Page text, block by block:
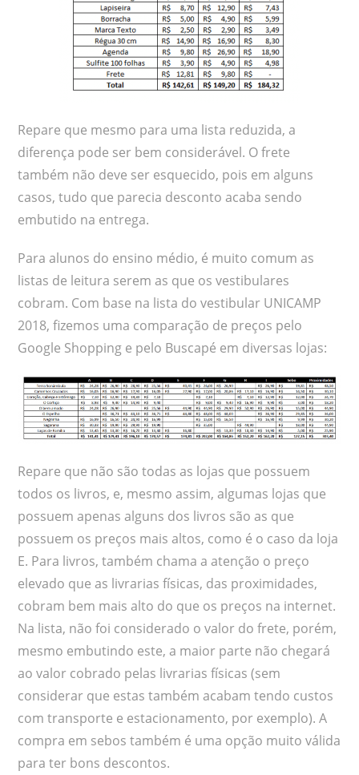
Repare que mesmo para uma lista reduzida, a
diferença pode ser bem considerável. O frete
também não deve ser esquecido, pois em alguns
casos, tudo que parecia desconto acaba sendo
embutido na entrega.
Para alunos do ensino médio, é muito comum as
listas de leitura serem as que os vestibulares
cobram. Com base na lista do vestibular UNICAMP
2018, fizemos uma comparação de preços pelo
Google Shopping e pelo Buscapé em diversas lojas:
Repare que não são todas as lojas que possuem
todos os livros, e, mesmo assim, algumas lojas que
possuem apenas alguns dos livros são as que
possuem os preços mais altos, como é o caso da loja
E. Para livros, também chama a atenção o preço
elevado que as livrarias físicas, das proximidades,
cobram bem mais alto do que os preços na internet.
Na lista, não foi considerado o valor do frete, porém,
mesmo embutindo este, a maior parte não chegará
ao valor cobrado pelas livrarias físicas (sem
considerar que estas também acabam tendo custos
com transporte e estacionamento, por exemplo). A
compra em sebos também é uma opção muito válida
para ter bons descontos.